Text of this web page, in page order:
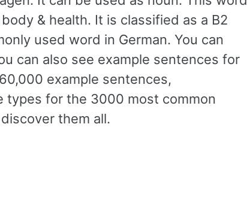
& health. It is classified as a B2
used word in German. You can
can also see example sentences for
example sentences,
types for the 3000 most common
them all.